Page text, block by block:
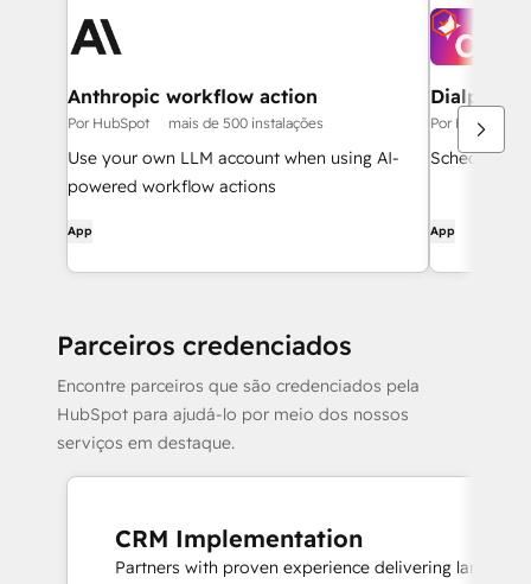
Anthropic workflow action
Por HubSpot mais de 500 instalações
Use your own LLM account when using AI-
powered workflow actions
App
Dialpad
Por HubSpot
Schedule
App
Parceiros credenciados
Encontre parceiros que são credenciados pela
HubSpot para ajudá-lo por meio dos nossos
serviços em destaque.
CRM Implementation
Partners with proven experience delivering large